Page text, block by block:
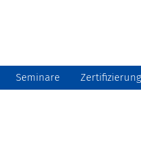
Seminare Zertifizierung